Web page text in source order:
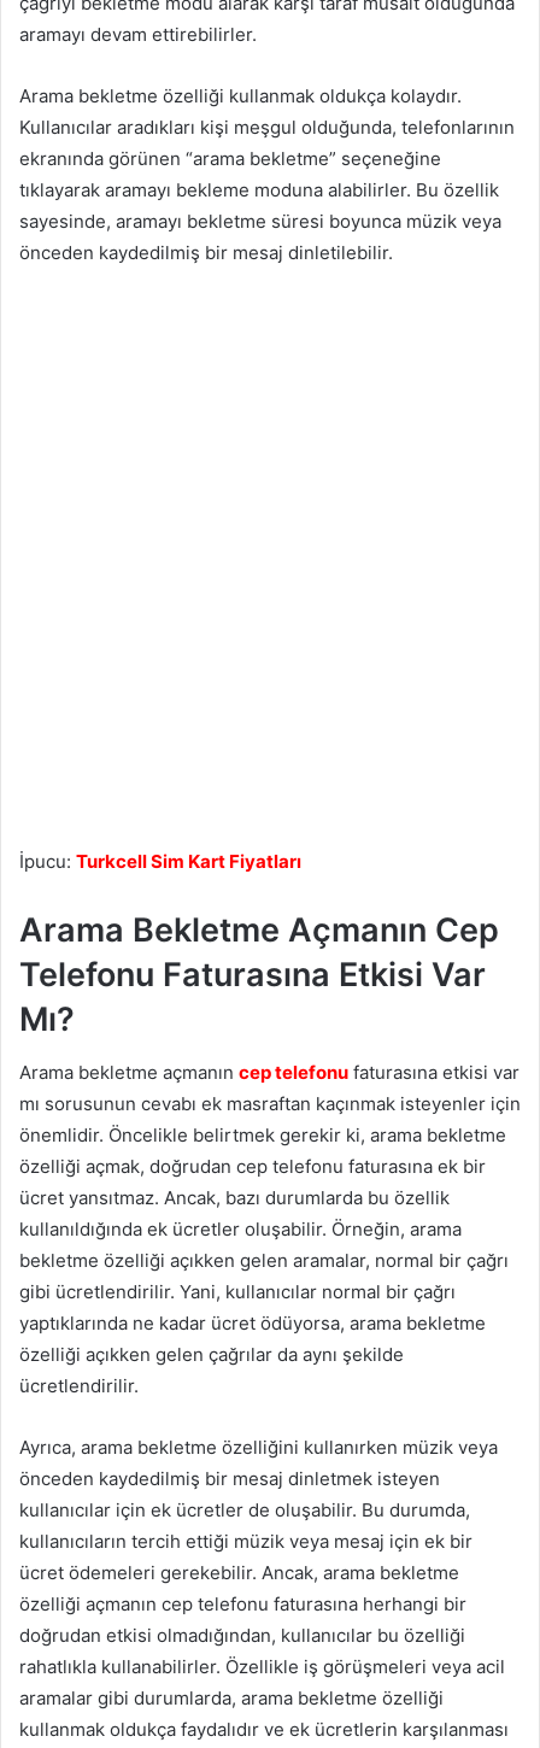
aramayı devam ettirebilirler.
Arama bekletme özelliği kullanmak oldukça kolaydır.
Kullanıcılar aradıkları kişi meşgul olduğunda, telefonlarının
ekranında görünen “arama bekletme” seçeneğine
tıklayarak aramayı bekleme moduna alabilirler. Bu özellik
sayesinde, aramayı bekletme süresi boyunca müzik veya
önceden kaydedilmiş bir mesaj dinletilebilir.
İpucu: Turkcell Sim Kart Fiyatları
Arama Bekletme Açmanın Cep
Telefonu Faturasına Etkisi Var
Mı?
Arama bekletme açmanın cep telefonu faturasına etkisi var
mı sorusunun cevabı ek masraftan kaçınmak isteyenler için
önemlidir. Öncelikle belirtmek gerekir ki, arama bekletme
özelliği açmak, doğrudan cep telefonu faturasına ek bir
ücret yansıtmaz. Ancak, bazı durumlarda bu özellik
kullanıldığında ek ücretler oluşabilir. Örneğin, arama
bekletme özelliği açıkken gelen aramalar, normal bir çağrı
gibi ücretlendirilir. Yani, kullanıcılar normal bir çağrı
yaptıklarında ne kadar ücret ödüyorsa, arama bekletme
özelliği açıkken gelen çağrılar da aynı şekilde
ücretlendirilir.
Ayrıca, arama bekletme özelliğini kullanırken müzik veya
önceden kaydedilmiş bir mesaj dinletmek isteyen
kullanıcılar için ek ücretler de oluşabilir. Bu durumda,
kullanıcıların tercih ettiği müzik veya mesaj için ek bir
ücret ödemeleri gerekebilir. Ancak, arama bekletme
özelliği açmanın cep telefonu faturasına herhangi bir
doğrudan etkisi olmadığından, kullanıcılar bu özelliği
rahatlıkla kullanabilirler. Özellikle iş görüşmeleri veya acil
aramalar gibi durumlarda, arama bekletme özelliği
kullanmak oldukça faydalıdır ve ek ücretlerin karşılanması